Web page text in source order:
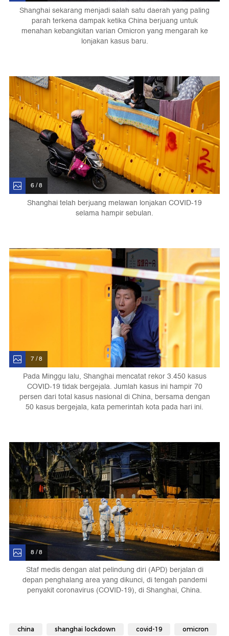
Shanghai sekarang menjadi salah satu daerah yang paling
parah terkena dampak ketika China berjuang untuk
menahan kebangkitan varian Omicron yang mengarah ke
lonjakan kasus baru.
6 / 8
Shanghai telah berjuang melawan lonjakan COVID-19
selama hampir sebulan.
7 / 8
Pada Minggu lalu, Shanghai mencatat rekor 3.450 kasus
COVID-19 tidak bergejala. Jumlah kasus ini hampir 70
persen dari total kasus nasional di China, bersama dengan
50 kasus bergejala, kata pemerintah kota pada hari ini.
8 / 8
Staf medis dengan alat pelindung diri (APD) berjalan di
depan penghalang area yang dikunci, di tengah pandemi
penyakit coronavirus (COVID-19), di Shanghai, China.
china shanghai lockdown covid-19 omicron